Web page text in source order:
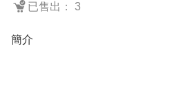
已售出： 3
簡介